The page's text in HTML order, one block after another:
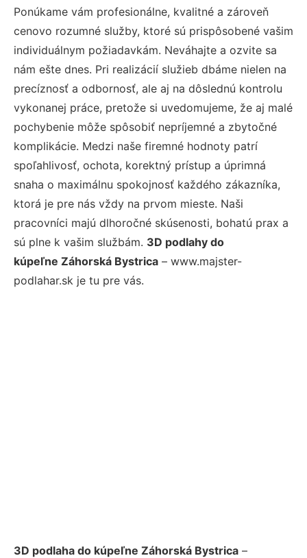
Ponúkame vám profesionálne, kvalitné a zároveň
cenovo rozumné služby, ktoré sú prispôsobené vašim
individuálnym požiadavkám. Neváhajte a ozvite sa
nám ešte dnes. Pri realizácií služieb dbáme nielen na
precíznosť a odbornosť, ale aj na dôslednú kontrolu
vykonanej práce, pretože si uvedomujeme, že aj malé
pochybenie môže spôsobiť nepríjemné a zbytočné
komplikácie. Medzi naše firemné hodnoty patrí
spoľahlivosť, ochota, korektný prístup a úprimná
snaha o maximálnu spokojnosť každého zákazníka,
ktorá je pre nás vždy na prvom mieste. Naši
pracovníci majú dlhoročné skúsenosti, bohatú prax a
sú plne k vašim službám. 3D podlahy do
kúpeľne Záhorská Bystrica – www.majster-
podlahar.sk je tu pre vás.
3D podlaha do kúpeľne Záhorská Bystrica –